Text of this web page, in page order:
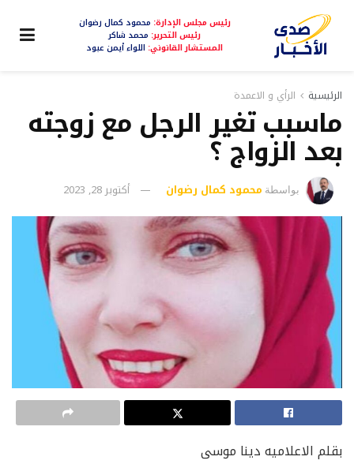
رئيس مجلس الإدارة: محمود كمال رضوان
رئيس التحرير: محمد شاكر
المستشار القانوني: اللواء أيمن عبود
الرئيسية الرأي و الاعمدة
ماسبب تغير الرجل مع زوجته
بعد الزواج ؟
بواسطة محمود كمال رضوان أكتوبر 28, 2023
بقلم الاعلاميه دينا موسى